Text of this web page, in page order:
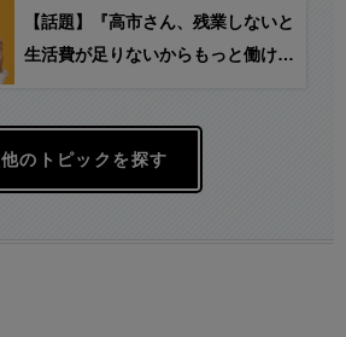
【話題】『高市さん、残業しないと
生活費が足りないからもっと働ける
他のトピックを探す